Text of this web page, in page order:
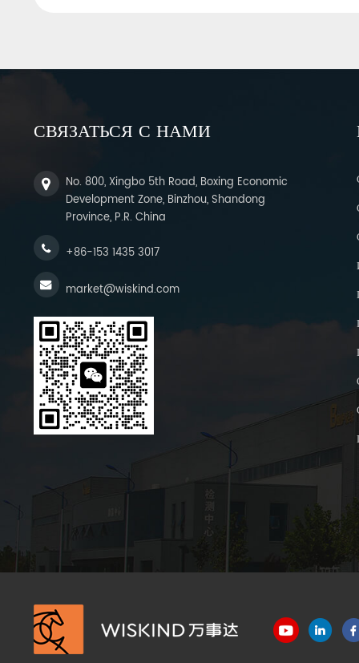
СВЯЗАТЬСЯ С НАМИ
No. 800, Xingbo 5th Road, Boxing Economic
Development Zone, Binzhou, Shandong
Province, P.R. China
+86-153 1435 3017
market@wiskind.com